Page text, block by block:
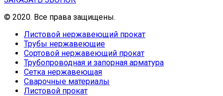
© 2020. Все права защищены.
Листовой нержавеющий прокат
Трубы нержавеющие
Сортовой нержавеющий прокат
Трубопроводная и запорная арматура
Сетка нержавеющая
Сварочные материалы
Листовой прокат